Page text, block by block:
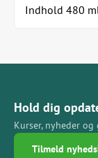
Indhold 480
Hold dig
Kurser, nyheder
Tilmeld